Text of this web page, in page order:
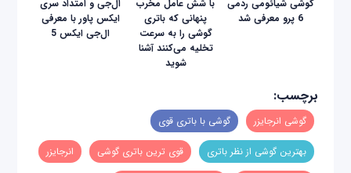
گوشی شیائومی ردمی
6 پرو معرفی شد
با شش عامل مخرب
پنهانی که باتری
گوشی را به سرعت
تخلیه می‌کنند آشنا
شوید
ال‌جی و امتداد سری
ایکس پاور با معرفی
ال‌جی ایکس 5
برچسب:
گوشی انرجایزر گوشی با باتری قوی
بهترین گوشی از نظر باتری قوی ترین باتری گوشی انرجایزر